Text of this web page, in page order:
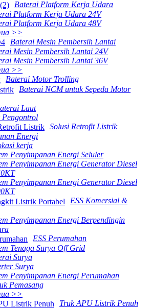
Baterai Platform Kerja Udara
Platform Kerja Udara 24V
Platform Kerja Udara 48V
>>
Baterai Mesin Pembersih Lantai
Mesin Pembersih Lantai 24V
Mesin Pembersih Lantai 36V
>>
Baterai Motor Trolling
Baterai NCM untuk Sepeda Motor
Laut
Solusi Retrofit Listrik
Energi
kerja
Penyimpanan Energi Seluler
Penyimpanan Energi Generator Diesel
Penyimpanan Energi Generator Diesel
ESS Komersial &
Penyimpanan Energi Berpendingin
ESS Perumahan
Tenaga Surya Off Grid
Surya
Surya
Penyimpanan Energi Perumahan
Pemasang
>>
Truk APU Listrik Penuh